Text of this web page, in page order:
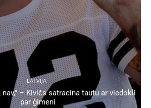
LATVIJA
– Kivičs satracina tautu ar viedokli
par ģimeni